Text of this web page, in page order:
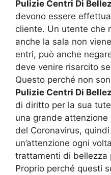
Pulizie Centri Di
devono essere
cliente. Un utente che
anche la sala non
entri, può anche
deve venire risarcito
Questo perché non
Pulizie Centri Di
di diritto per la sua
una grande
del Coronavirus,
un’attenzione ogni
trattamenti di bellezza
Proprio perché questi